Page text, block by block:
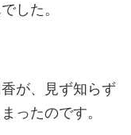
した。
が、見ず知らず
ったのです。